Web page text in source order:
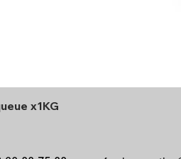
x1KG